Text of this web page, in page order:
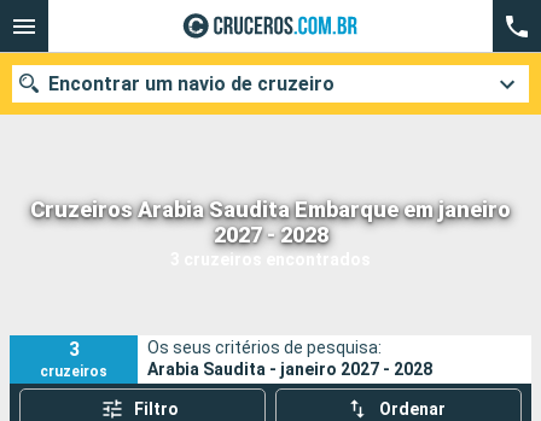
Cruzeiros Arabia Saudita Embarque em janeiro
2027 - 2028
3 cruzeiros encontrados
Encontrar um navio de cruzeiro
Quando ir?
Pesquisar
3
cruzeiros
Os seus critérios de pesquisa:
Arabia Saudita - janeiro 2027 - 2028
Filtro Ordenar